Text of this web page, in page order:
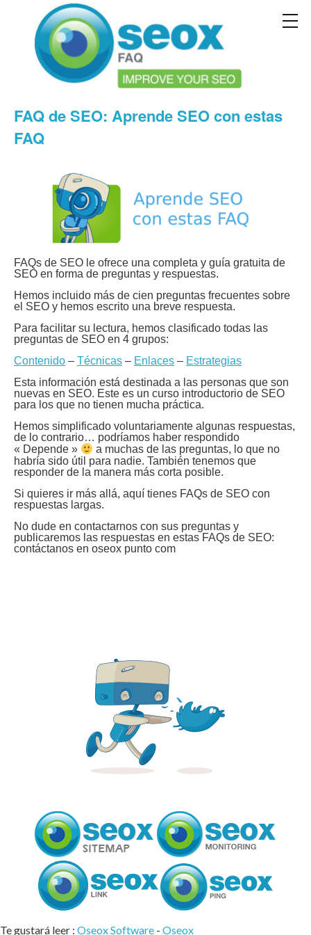
FAQ de SEO: Aprende SEO con estas
FAQ
FAQs de SEO le ofrece una completa y guía gratuita de
SEO en forma de preguntas y respuestas.
Hemos incluido más de cien preguntas frecuentes sobre
el SEO y hemos escrito una breve respuesta.
Para facilitar su lectura, hemos clasificado todas las
preguntas de SEO en 4 grupos:
Contenido – Técnicas – Enlaces – Estrategias
Esta información está destinada a las personas que son
nuevas en SEO. Este es un curso introductorio de SEO
para los que no tienen mucha práctica.
Hemos simplificado voluntariamente algunas respuestas,
de lo contrario… podríamos haber respondido
« Depende »
a muchas de las preguntas, lo que no
habría sido útil para nadie. También tenemos que
responder de la manera más corta posible.
Si quieres ir más allá, aquí tienes FAQs de SEO con
respuestas largas.
No dude en contactarnos con sus preguntas y
publicaremos las respuestas en estas FAQs de SEO:
contáctanos en oseox punto com
Te gustará leer : Oseox Software - Oseox